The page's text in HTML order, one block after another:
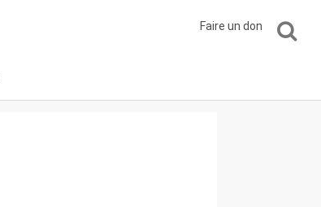
Faire un don